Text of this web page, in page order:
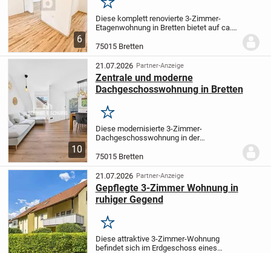
6
Merken
Diese komplett renovierte 3-Zimmer-
Etagenwohnung in Bretten bietet auf ca.
für Paare, kleine Familien oder alle, die
Komfort und Freizeit schätzen: Balkon
mit...
75015 Bretten
10
21.07.2026 Partner-Anzeige
Zentrale und moderne
Dachgeschosswohnung in Bretten
Merken
Diese modernisierte 3-Zimmer-
Dachgeschosswohnung in der
angenehmes Wohnambiente mit dem
besonderen Charme einer
Maisonettewohnung. In einem gepflegten
Mehrfamilien...
75015 Bretten
21.07.2026 Partner-Anzeige
Gepflegte 3-Zimmer Wohnung in
ruhiger Gegend
Merken
Diese attraktive 3-Zimmer-Wohnung
befindet sich im Erdgeschoss eines